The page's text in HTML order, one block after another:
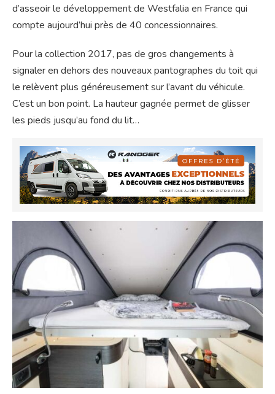
d’asseoir le développement de Westfalia en France qui
compte aujourd’hui près de 40 concessionnaires.
Pour la collection 2017, pas de gros changements à
signaler en dehors des nouveaux pantographes du toit qui
le relèvent plus généreusement sur l’avant du véhicule.
C’est un bon point. La hauteur gagnée permet de glisser
les pieds jusqu’au fond du lit…